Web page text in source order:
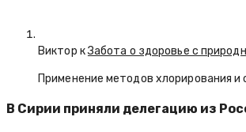
Виктор кЗабота о здоровье с
Применение методов хлорирования
В Сирии приняли делегацию из